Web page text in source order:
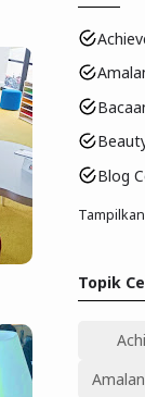
Posting Komentar
Topik